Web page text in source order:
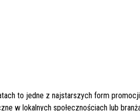
to jedne z najstarszych form
w lokalnych społecznościach lub